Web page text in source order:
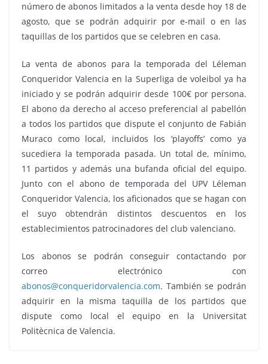
número de abonos limitados a la venta desde hoy 18 de
agosto, que se podrán adquirir por e-mail o en las
taquillas de los partidos que se celebren en casa.
La venta de abonos para la temporada del Léleman
Conqueridor Valencia en la Superliga de voleibol ya ha
iniciado y se podrán adquirir desde 100€ por persona.
El abono da derecho al acceso preferencial al pabellón
a todos los partidos que dispute el conjunto de Fabián
Muraco como local, incluidos los ‘playoffs’ como ya
sucediera la temporada pasada. Un total de, mínimo,
11 partidos y además una bufanda oficial del equipo.
Junto con el abono de temporada del UPV Léleman
Conqueridor Valencia, los aficionados que se hagan con
el suyo obtendrán distintos descuentos en los
establecimientos patrocinadores del club valenciano.
Los abonos se podrán conseguir contactando por
correo electrónico con
abonos@conqueridorvalencia.com. También se podrán
adquirir en la misma taquilla de los partidos que
dispute como local el equipo en la Universitat
Politècnica de Valencia.